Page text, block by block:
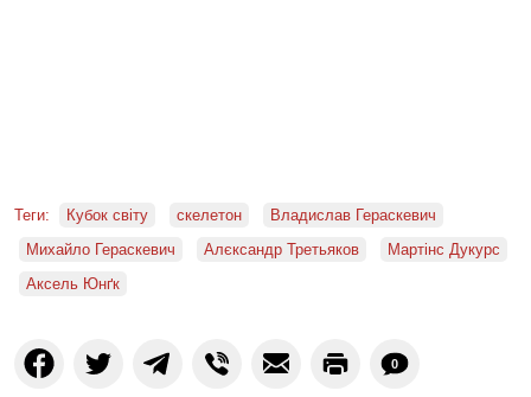
Теги: Кубок світу скелетон
Владислав Гераскевич
Михайло Гераскевич
Алєксандр Третьяков
Мартінс Дукурс
Аксель Юнґк
0